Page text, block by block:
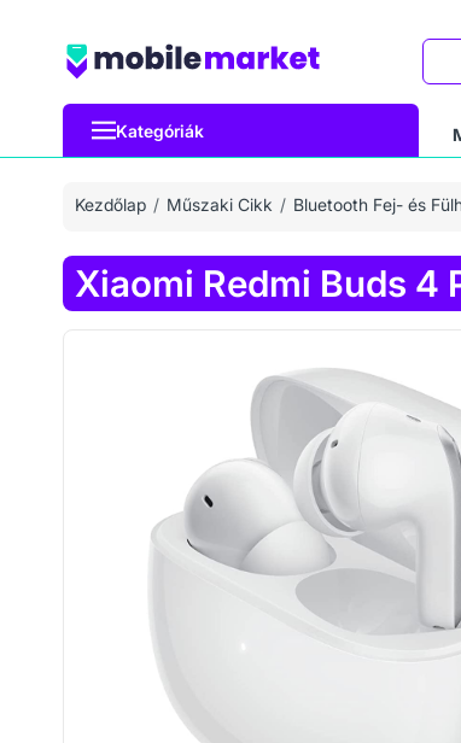
Kategóriák
Kezdőlap Műszaki Cikk Bluetooth Fej- és
Xiaomi Redmi Buds 4